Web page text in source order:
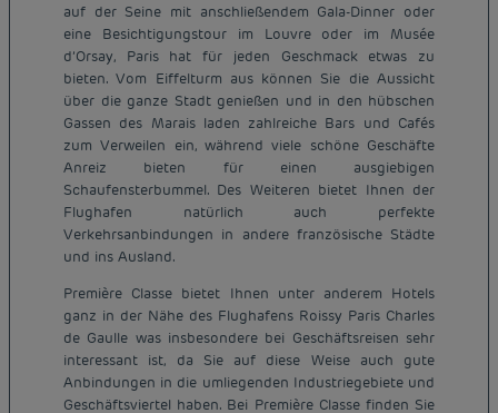
auf der Seine mit anschließendem Gala-Dinner oder
eine Besichtigungstour im Louvre oder im Musée
d’Orsay, Paris hat für jeden Geschmack etwas zu
bieten. Vom Eiffelturm aus können Sie die Aussicht
über die ganze Stadt genießen und in den hübschen
Gassen des Marais laden zahlreiche Bars und Cafés
zum Verweilen ein, während viele schöne Geschäfte
Anreiz bieten für einen ausgiebigen
Schaufensterbummel. Des Weiteren bietet Ihnen der
Flughafen natürlich auch perfekte
Verkehrsanbindungen in andere französische Städte
und ins Ausland.
Première Classe bietet Ihnen unter anderem Hotels
ganz in der Nähe des Flughafens Roissy Paris Charles
de Gaulle was insbesondere bei Geschäftsreisen sehr
interessant ist, da Sie auf diese Weise auch gute
Anbindungen in die umliegenden Industriegebiete und
Geschäftsviertel haben. Bei Première Classe finden Sie